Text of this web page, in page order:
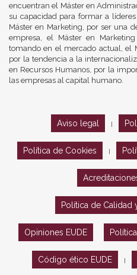
encuentran el Máster en
su capacidad para formar a
Máster en Marketing, por ser una
empresa, el Máster en
tomando en el mercado actual, el
por la tendencia a la
en Recursos Humanos, por la
las empresas al capital humano.
Aviso legal
Política de Cookies
Política de Calidad
Opiniones EUDE
Código ético EUDE